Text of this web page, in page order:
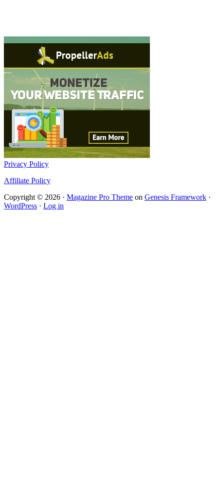
Privacy Policy
Affiliate Policy
Copyright © 2026 · Magazine Pro Theme on Genesis Framework ·
WordPress · Log in